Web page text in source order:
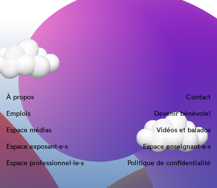
À propos
Contact
Emplois
Devenir bénévole!
Espace médias
Vidéos et balados
Espace exposant·e⋅s
Espace enseignant·e⋅s
Espace professionnel·le⋅s
Politique de confidentialité